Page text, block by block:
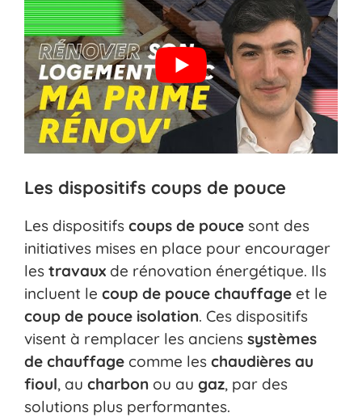
Les dispositifs coups de pouce
Les dispositifs coups de pouce sont des
initiatives mises en place pour encourager
les travaux de rénovation énergétique. Ils
incluent le coup de pouce chauffage et le
coup de pouce isolation. Ces dispositifs
visent à remplacer les anciens systèmes
de chauffage comme les chaudières au
fioul, au charbon ou au gaz, par des
solutions plus performantes.